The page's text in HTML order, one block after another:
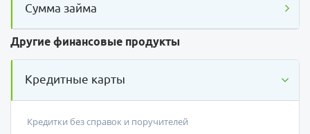
Сумма займа
Другие финансовые продукты
Кредитные карты
Кредитки без справок и поручителей